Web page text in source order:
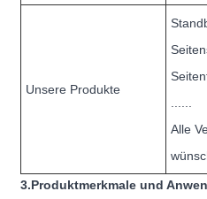
Unsere Produkte
......
Alle
3.Produktmerkmale und